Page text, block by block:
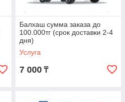
Балхаш сумма заказа до
100.000тг (срок доставки 2-4
дня)
Услуга
7 000 ₸